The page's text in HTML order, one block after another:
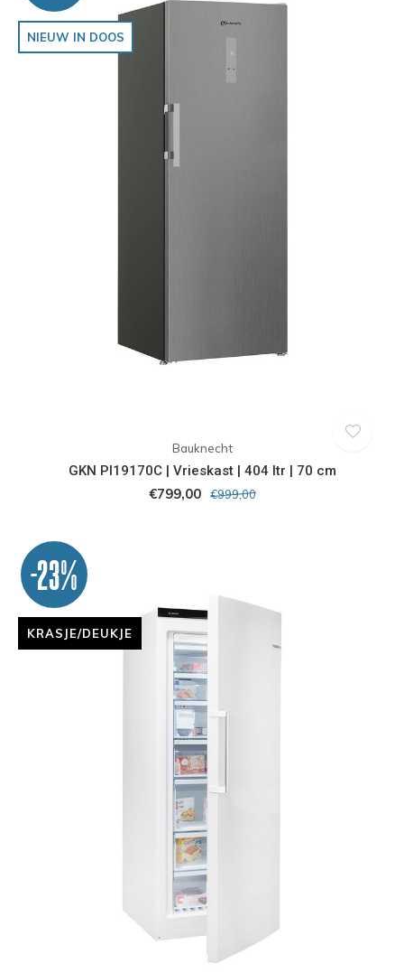
NIEUW IN DOOS
Bauknecht
GKN PI19170C | Vrieskast | 404 ltr | 70 cm
€799,00 €999,00
-23%
KRASJE/DEUKJE